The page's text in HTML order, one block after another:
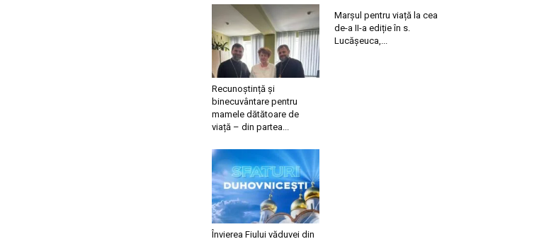
Recunoștință și
binecuvântare pentru
mamele dătătoare de
viață – din partea...
Marșul pentru viață la cea
de-a II-a ediție în s.
Lucășeuca,...
Învierea Fiului văduvei din